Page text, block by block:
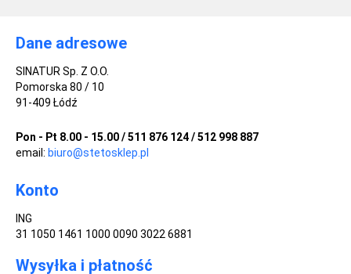
Dane adresowe
SINATUR Sp. Z O.O.
Pomorska 80 / 10
91-409 Łódź
Pon - Pt 8.00 - 15.00 / 511 876 124 / 512 998 887
email: biuro@stetosklep.pl
Konto
ING
31 1050 1461 1000 0090 3022 6881
Wysyłka i płatność